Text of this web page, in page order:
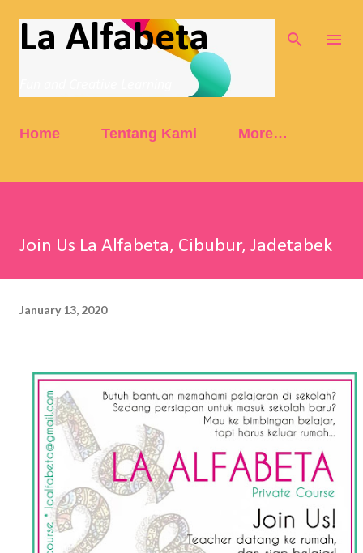
Skip to main content
La Alfabeta
Home Tentang Kami More…
Join Us La Alfabeta, Cibubur, Jadetabek
January 13, 2020